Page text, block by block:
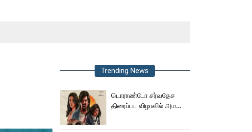
Trending News
டொராண்டோ சர்வதேச
திரைப்பட விழாவில் அமலா